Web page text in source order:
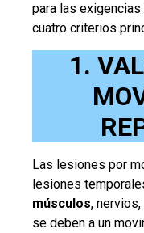
para las
cuatro criterios
1.
Las lesiones por
lesiones
músculos,
se deben a un